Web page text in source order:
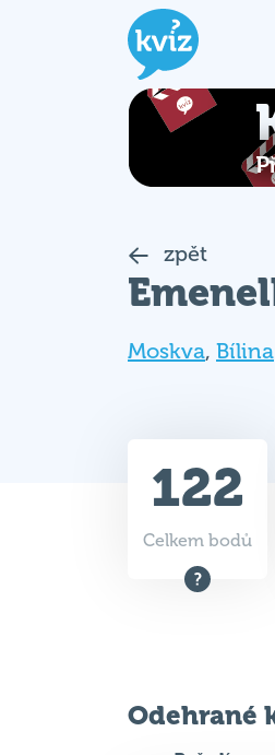
zpět
Moskva, Bílina
122
Celkem bodů
Odehrané